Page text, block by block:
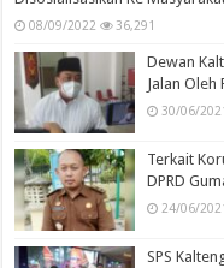
08/09/2022 36,291
Dewan
Jalan Oleh
30/06/
Terkait
DPRD
24/06/2021
SPS